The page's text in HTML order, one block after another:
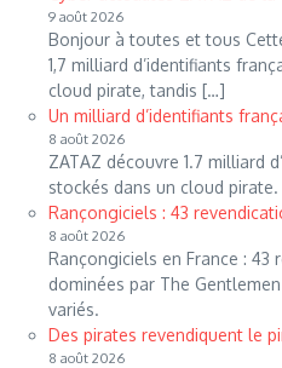
9 août 2026
Bonjour à toutes et tous
1,7 milliard d’identifiants
cloud pirate, tandis […]
Un milliard d’identifiants
8 août 2026
ZATAZ découvre 1.7 milliard
stockés dans un cloud pirate.
Rançongiciels : 43
8 août 2026
Rançongiciels en France : 43
dominées par The
variés.
Des pirates revendiquent le
8 août 2026